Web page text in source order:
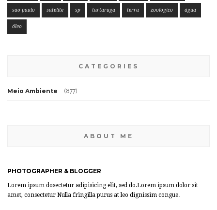
sao paulo satelite sp tartaruga terra zoologico água
óleo
CATEGORIES
Meio Ambiente (877)
ABOUT ME
PHOTOGRAPHER & BLOGGER
Lorem ipsum dosectetur adipisicing elit, sed do.Lorem ipsum dolor sit
amet, consectetur Nulla fringilla purus at leo dignissim congue.